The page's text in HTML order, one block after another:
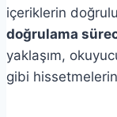
içeriklerin
doğrulama
yaklaşım,
gibi